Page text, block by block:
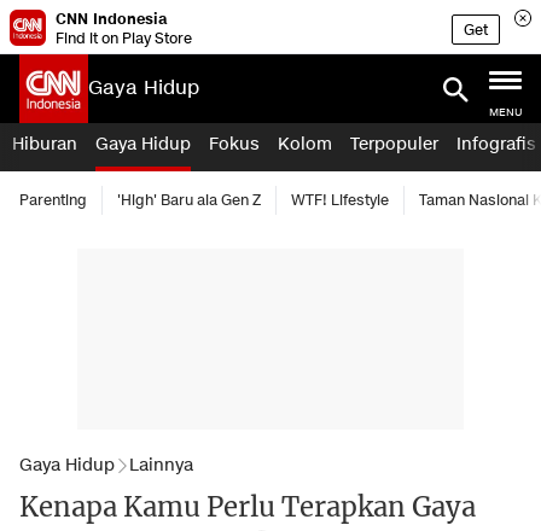
CNN Indonesia
Find it on Play Store
Get
Gaya Hidup
MENU
Hiburan Gaya Hidup Fokus Kolom Terpopuler Infografis
Parenting 'High' Baru ala Gen Z WTF! Lifestyle Taman Nasional
Gaya Hidup Lainnya
Kenapa Kamu Perlu Terapkan Gaya